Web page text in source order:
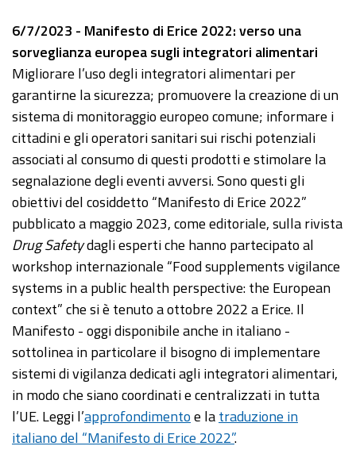
6/7/2023 - Manifesto di Erice 2022: verso una
sorveglianza europea sugli integratori alimentari
Migliorare l’uso degli integratori alimentari per
garantirne la sicurezza; promuovere la creazione di un
sistema di monitoraggio europeo comune; informare i
cittadini e gli operatori sanitari sui rischi potenziali
associati al consumo di questi prodotti e stimolare la
segnalazione degli eventi avversi. Sono questi gli
obiettivi del cosiddetto “Manifesto di Erice 2022”
pubblicato a maggio 2023, come editoriale, sulla rivista
Drug Safetydagli esperti che hanno partecipato al
workshop internazionale “Food supplements vigilance
systems in a public health perspective: the European
context” che si è tenuto a ottobre 2022 a Erice. Il
Manifesto - oggi disponibile anche in italiano -
sottolinea in particolare il bisogno di implementare
sistemi di vigilanza dedicati agli integratori alimentari,
in modo che siano coordinati e centralizzati in tutta
l’UE. Leggi l’approfondimentoe latraduzione in
italiano del “Manifesto di Erice 2022”.